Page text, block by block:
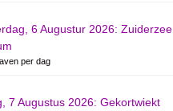
6 Augustur 2026: Zuiderzee
per dag
7 Augustus 2026: Gekortwiekt